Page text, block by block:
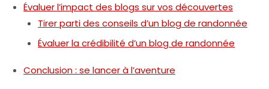
Évaluer l’impact des blogs sur vos découvertes
Tirer parti des conseils d’un blog de randonnée
Évaluer la crédibilité d’un blog de randonnée
Conclusion : se lancer à l’aventure